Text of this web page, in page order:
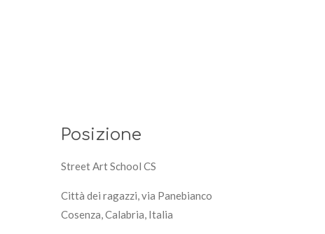
Posizione
Street Art School CS
Città dei ragazzi, via Panebianco
Cosenza, Calabria, Italia